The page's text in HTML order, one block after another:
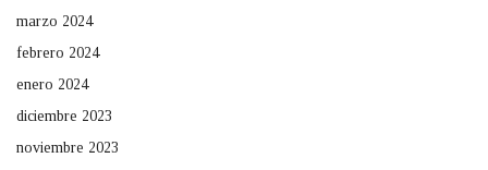
marzo 2024
febrero 2024
enero 2024
diciembre 2023
noviembre 2023